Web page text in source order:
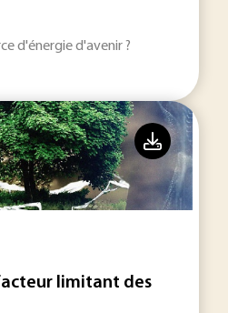
d'énergie d'avenir ?
limitant des